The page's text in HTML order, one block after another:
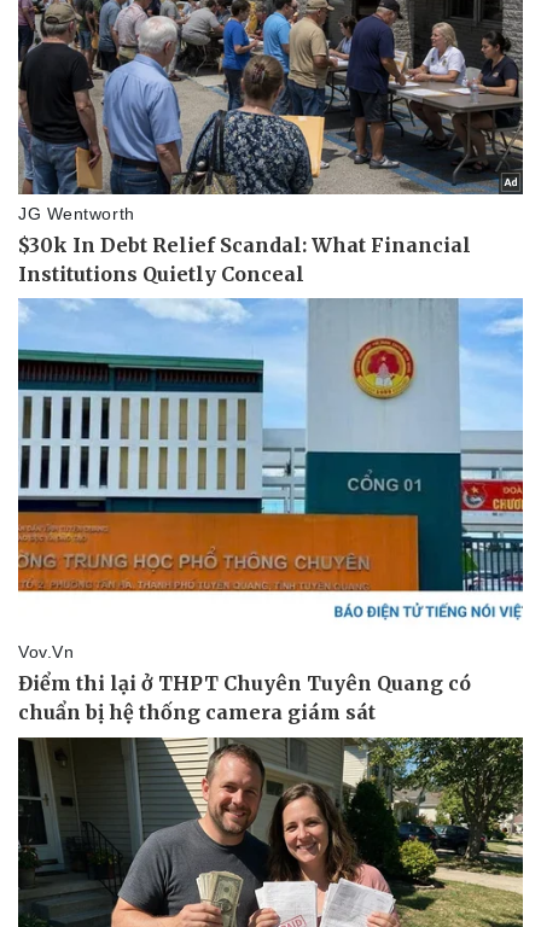
Doanh nghiệp
Thông tin doanh nghiệp
Doanh nghiệp 24h
Doanh nhân
Vì cộng đồng
Công nghệ
Sành điệu
Tin Công nghệ
Trải nghiệm